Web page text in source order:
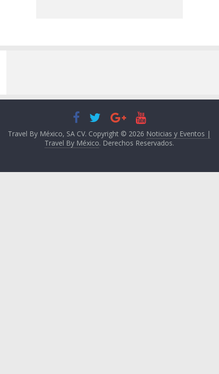
Travel By México, SA CV. Copyright © 2026 Noticias y Eventos |
Travel By México. Derechos Reservados.